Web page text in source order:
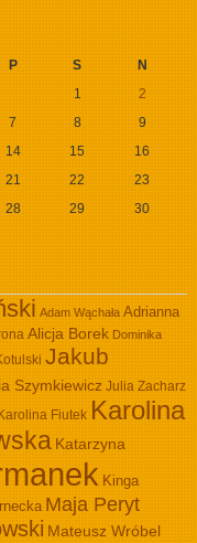
P S N
1
2
7 8
9
14 15
16
21 22
23
28 29
30
Adam Wąchała Adrianna
Alicja Borek Dominika
Jakub
Szymkiewicz Julia Zacharz
Karolina Fiutek Karolina
Katarzyna
Kinga
Maja Peryt
Mateusz Wróbel